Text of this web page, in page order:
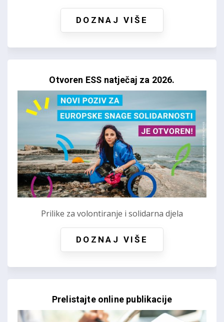
DOZNAJ VIŠE
Otvoren ESS natječaj za 2026.
Prilike za volontiranje i solidarna djela
DOZNAJ VIŠE
Prelistajte online publikacije